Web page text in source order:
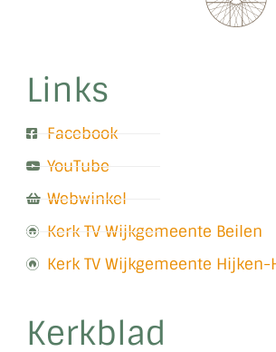
Links
Facebook
YouTube
Webwinkel
Kerk TV Wijkgemeente Beilen
Kerk TV Wijkgemeente
Kerkblad